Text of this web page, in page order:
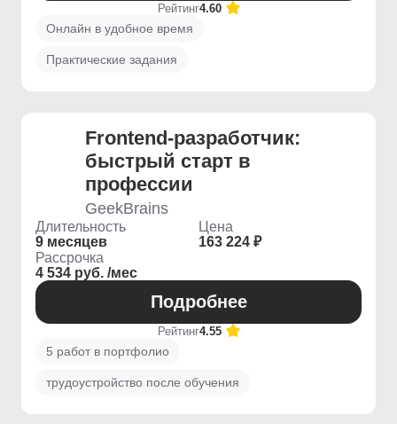
Рейтинг4.60
Онлайн в удобное время
Практические задания
Frontend-разработчик:
быстрый старт в
профессии
GeekBrains
Длительность
9 месяцев
Цена
163 224 ₽
Рассрочка
4 534 руб. /мес
Подробнее
Рейтинг4.55
5 работ в портфолио
трудоустройство после обучения